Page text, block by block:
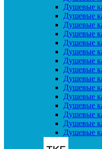
Душевые
Душевые
Душевые
Душевые
Душевые
Душевые
Душевые
Душевые
Душевые
Душевые
Душевые
Душевые
Душевые
Душевые
Душевые